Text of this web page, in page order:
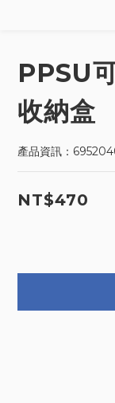
PPSU
收納盒
產品資訊：
NT$470